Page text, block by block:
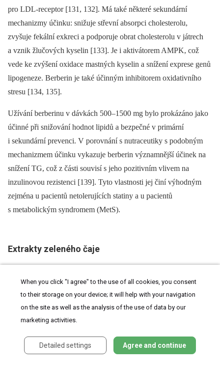
pro LDL-receptor [131, 132]. Má také některé sekundární
mechanizmy účinku: snižuje střevní absorpci cholesterolu,
zvyšuje fekální exkreci a podporuje obrat cholesterolu v játrech
a vznik žlučových kyselin [133]. Je i aktivátorem AMPK, což
vede ke zvýšení oxidace mastných kyselin a snížení exprese genů
lipogeneze. Berberin je také účinným inhibitorem oxidativního
stresu [134, 135].
Užívání berberinu v dávkách 500–1500 mg bylo prokázáno jako
účinné při snižování hodnot lipidů a bezpečné v primární
i sekundární prevenci. V porovnání s nutraceutiky s podobným
mechanizmem účinku vykazuje berberin významnější účinek na
snížení TG, což z části souvisí s jeho pozitivním vlivem na
inzulinovou rezistenci [139]. Tyto vlastnosti jej činí výhodným
zejména u pacientů netolerujících statiny a u pacientů
s metabolickým syndromem (MetS).
Extrakty zeleného čaje
může působit protektivně proti ischemické chorobě srdeční
(ICHS) a KVO [140]. Zelený čaj je zejména bohatý na
antioxidanty, jako jsou polyfenoly (až 35 % suché hmotnosti), což
jsou dobře známé kardioprotektivní molekuly. Kromě anti­
oxidačního účinku odvozeného z polyfenolů a snížení per­oxidace
lipidů může zelený čaj ovlivnit micelární solubilizaci a absorpci
When you click "I agree" to the use of all cookies, you consent
to their storage on your device; it will help with your navigation
on the site as well as the analysis of the use of data by our
marketing activities.
Detailed settings Agree and continue